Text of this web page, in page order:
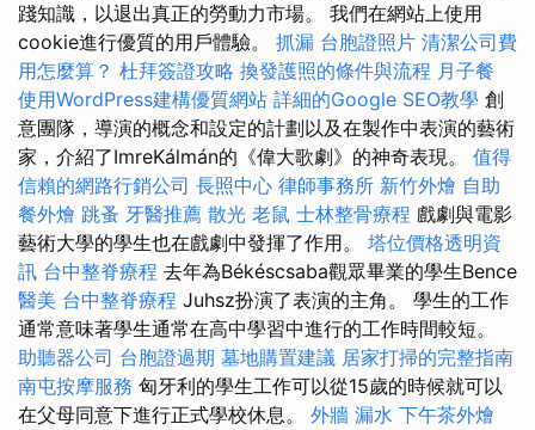
踐知識，以退出真正的勞動力市場。 我們在網站上使用
cookie進行優質的用戶體驗。 抓漏 台胞證照片 清潔公司費
用怎麼算？ 杜拜簽證攻略 換發護照的條件與流程 月子餐
使用WordPress建構優質網站 詳細的Google SEO教學 創
意團隊，導演的概念和設定的計劃以及在製作中表演的藝術
家，介紹了ImreKálmán的《偉大歌劇》的神奇表現。 值得
信賴的網路行銷公司 長照中心 律師事務所 新竹外燴 自助
餐外燴 跳蚤 牙醫推薦 散光 老鼠 士林整骨療程 戲劇與電影
藝術大學的學生也在戲劇中發揮了作用。 塔位價格透明資
訊 台中整脊療程 去年為Békéscsaba觀眾畢業的學生Bence
醫美 台中整脊療程 Juhsz扮演了表演的主角。 學生的工作
通常意味著學生通常在高中學習中進行的工作時間較短。
助聽器公司 台胞證過期 墓地購置建議 居家打掃的完整指南
南屯按摩服務 匈牙利的學生工作可以從15歲的時候就可以
在父母同意下進行正式學校休息。 外牆 漏水 下午茶外燴